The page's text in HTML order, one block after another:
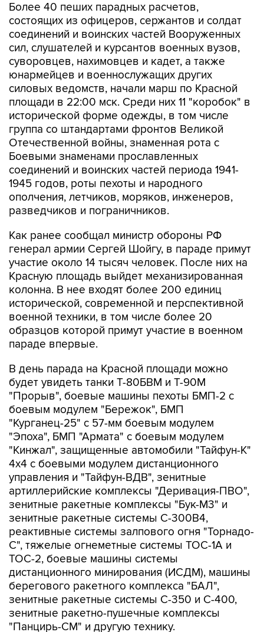
Более 40 пеших парадных расчетов,
состоящих из офицеров, сержантов и солдат
соединений и воинских частей Вооруженных
сил, слушателей и курсантов военных вузов,
суворовцев, нахимовцев и кадет, а также
юнармейцев и военнослужащих других
силовых ведомств, начали марш по Красной
площади в 22:00 мск. Среди них 11 "коробок" в
исторической форме одежды, в том числе
группа со штандартами фронтов Великой
Отечественной войны, знаменная рота с
Боевыми знаменами прославленных
соединений и воинских частей периода 1941-
1945 годов, роты пехоты и народного
ополчения, летчиков, моряков, инженеров,
разведчиков и пограничников.
Как ранее сообщал министр обороны РФ
генерал армии Сергей Шойгу, в параде примут
участие около 14 тысяч человек. После них на
Красную площадь выйдет механизированная
колонна. В нее входят более 200 единиц
исторической, современной и перспективной
военной техники, в том числе более 20
образцов которой примут участие в военном
параде впервые.
В день парада на Красной площади можно
будет увидеть танки Т-80БВМ и Т-90М
"Прорыв", боевые машины пехоты БМП-2 с
боевым модулем "Бережок", БМП
"Курганец-25" с 57-мм боевым модулем
"Эпоха", БМП "Армата" с боевым модулем
"Кинжал", защищенные автомобили "Тайфун-К"
4х4 с боевыми модулем дистанционного
управления и "Тайфун-ВДВ", зенитные
артиллерийские комплексы "Деривация-ПВО",
зенитные ракетные комплексы "Бук-М3" и
зенитные ракетные системы С-300В4,
реактивные системы залпового огня "Торнадо-
С", тяжелые огнеметные системы ТОС-1А и
ТОС-2, боевые машины системы
дистанционного минирования (ИСДМ), машины
берегового ракетного комплекса "БАЛ",
зенитные ракетные системы С-350 и С-400,
зенитные ракетно-пушечные комплексы
"Панцирь-СМ" и другую технику.